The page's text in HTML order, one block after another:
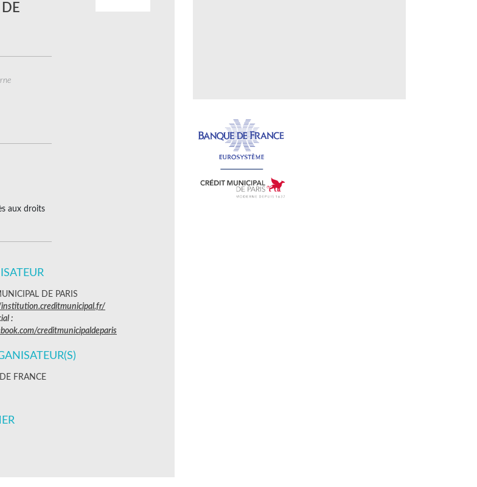
aux droits
DE PARIS
:
creditmunicipaldeparis
FRANCE